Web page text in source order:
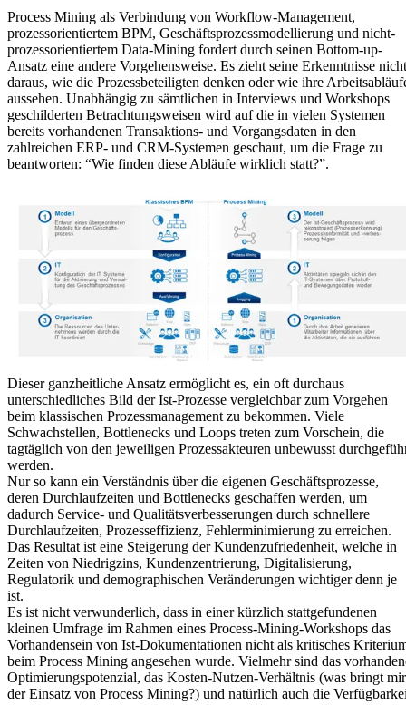
Process Mining als Verbindung von Workflow-Management,
prozessorientiertem BPM, Geschäftsprozessmodellierung und nicht-
prozessorientiertem Data-Mining fordert durch seinen Bottom-up-
Ansatz eine andere Vorgehensweise. Es zieht seine Erkenntnisse nicht
daraus, wie die Prozessbeteiligten denken oder wie ihre
aussehen. Unabhängig zu sämtlichen in Interviews und Workshops
geschilderten Betrachtungsweisen wird auf die in vielen Systemen
bereits vorhandenen Transaktions- und Vorgangsdaten in den
zahlreichen ERP- und CRM-Systemen geschaut, um die Frage zu
beantworten: “Wie finden diese Abläufe wirklich statt?”.
Dieser ganzheitliche Ansatz ermöglicht es, ein oft durchaus
unterschiedliches Bild der Ist-Prozesse vergleichbar zum Vorgehen
beim klassischen Prozessmanagement zu bekommen. Viele
Schwachstellen, Bottlenecks und Loops treten zum Vorschein, die
tagtäglich von den jeweiligen Prozessakteuren unbewusst
werden.
Nur so kann ein Verständnis über die eigenen Geschäftsprozesse,
deren Durchlaufzeiten und Bottlenecks geschaffen werden, um
dadurch Service- und Qualitätsverbesserungen durch schnellere
Durchlaufzeiten, Prozesseffizienz, Fehlerminimierung zu erreichen.
Das Resultat ist eine Steigerung der Kundenzufriedenheit, welche in
Zeiten von Niedrigzins, Kundenzentrierung, Digitalisierung,
Regulatorik und demographischen Veränderungen wichtiger denn je
ist.
Es ist nicht verwunderlich, dass in einer kürzlich stattgefundenen
kleinen Umfrage im Rahmen eines Process-Mining-Workshops das
Vorhandensein von Ist-Dokumentationen nicht als kritisches
beim Process Mining angesehen wurde. Vielmehr sind das
Optimierungspotenzial, das Kosten-Nutzen-Verhältnis (was bringt mir
der Einsatz von Process Mining?) und natürlich auch die